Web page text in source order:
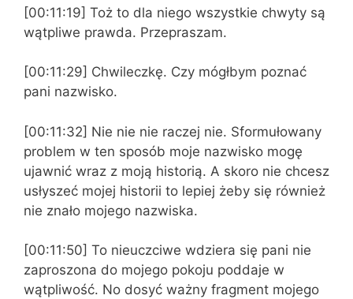
[00:11:19] Toż to dla niego wszystkie chwyty są
wątpliwe prawda. Przepraszam.
[00:11:29] Chwileczkę. Czy mógłbym poznać
pani nazwisko.
[00:11:32] Nie nie nie raczej nie. Sformułowany
problem w ten sposób moje nazwisko mogę
ujawnić wraz z moją historią. A skoro nie chcesz
usłyszeć mojej historii to lepiej żeby się również
nie znało mojego nazwiska.
[00:11:50] To nieuczciwe wdziera się pani nie
zaproszona do mojego pokoju poddaje w
wątpliwość. No dosyć ważny fragment mojego